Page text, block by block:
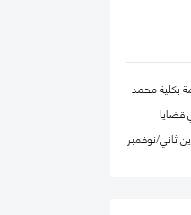
بكلية محمد
قضايا
من آب 2019 الى نهاية تشرين ثاني/نوفمبر